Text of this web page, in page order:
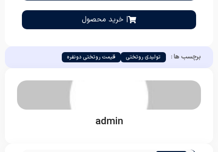
| خرید محصول
برچسب ها : تولیدی روتختی قیمت روتختی دونفره
admin